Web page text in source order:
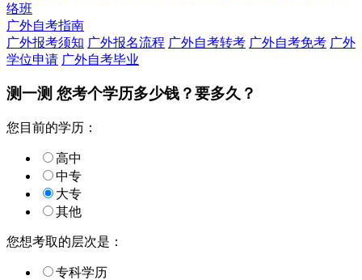
络班
广外自考指南
广外报考须知 广外报名流程 广外自考转考 广外自考免考 广外
学位申请 广外自考毕业
测一测 您考个学历多少钱？要多久？
您目前的学历：
高中
中专
大专
其他
您想考取的层次是：
专科学历